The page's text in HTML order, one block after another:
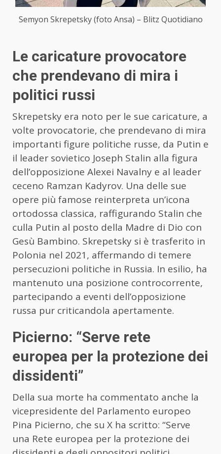
Semyon Skrepetsky (foto Ansa) – Blitz Quotidiano
Le caricature provocatore
che prendevano di mira i
politici russi
Skrepetsky era noto per le sue caricature, a
volte provocatorie, che prendevano di mira
importanti figure politiche russe, da Putin e
il leader sovietico Joseph Stalin alla figura
dell’opposizione Alexei Navalny e al leader
ceceno Ramzan Kadyrov. Una delle sue
opere più famose reinterpreta un’icona
ortodossa classica, raffigurando Stalin che
culla Putin al posto della Madre di Dio con
Gesù Bambino. Skrepetsky si è trasferito in
Polonia nel 2021, affermando di temere
persecuzioni politiche in Russia. In esilio, ha
mantenuto una posizione controcorrente,
partecipando a eventi dell’opposizione
russa pur criticandola apertamente.
Picierno: “Serve rete
europea per la protezione dei
dissidenti”
Della sua morte ha commentato anche la
vicepresidente del Parlamento europeo
Pina Picierno, che su X ha scritto: “Serve
una Rete europea per la protezione dei